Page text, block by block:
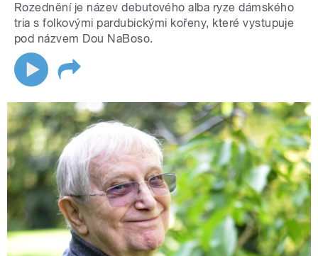
Rozednění je název debutového alba ryze dámského
tria s folkovými pardubickými kořeny, které vystupuje
pod názvem Dou NaBoso.